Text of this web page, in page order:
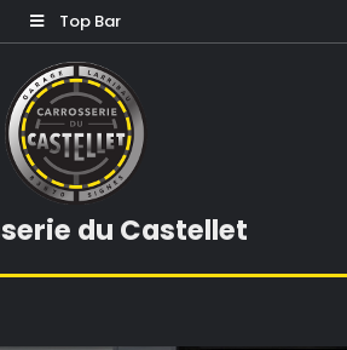
Top Bar
du Castellet